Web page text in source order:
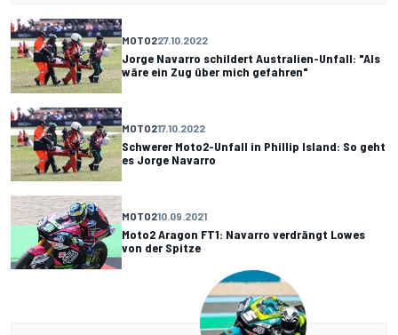
MOTO227.10.2022
Jorge Navarro schildert Australien-Unfall: "Als
wäre ein Zug über mich gefahren"
MOTO217.10.2022
Schwerer Moto2-Unfall in Phillip Island: So geht
es Jorge Navarro
MOTO210.09.2021
Moto2 Aragon FT1: Navarro verdrängt Lowes
von der Spitze